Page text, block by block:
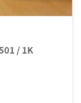
/ 1K